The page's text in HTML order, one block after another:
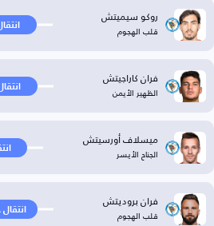
روكو سيميتش
قلب الهجوم
فران كاراجيتش
الظهير الأيمن
ميسلاف أورسيتش
الجناح الأيسر
فران بروديتش
قلب الهجوم انتقال